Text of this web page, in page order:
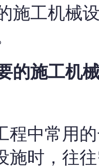
施工机械
的施工机
程中常用
施时，往